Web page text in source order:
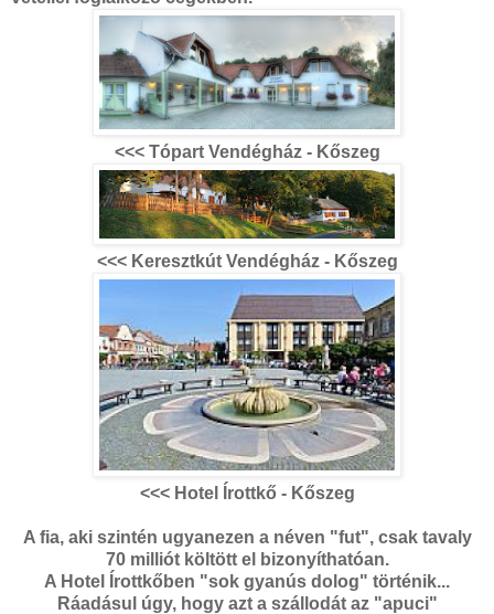
<<< Tópart Vendégház - Kőszeg
<<< Keresztkút Vendégház - Kőszeg
<<< Hotel Írottkő - Kőszeg
A fia, aki szintén ugyanezen a néven "fut", csak tavaly
70 milliót költött el bizonyíthatóan.
A Hotel Írottkőben "sok gyanús dolog" történik...
Ráadásul úgy, hogy azt a szállodát az "apuci"